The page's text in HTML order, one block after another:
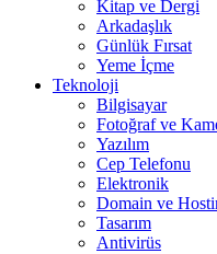
Kitap ve Dergi
Arkadaşlık
Günlük Fırsat
Yeme İçme
Teknoloji
Bilgisayar
Fotoğraf ve
Yazılım
Cep Telefonu
Elektronik
Domain ve
Tasarım
Antivirüs